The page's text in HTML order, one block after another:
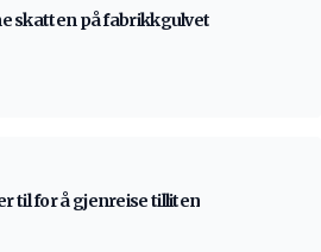
skatten på fabrikkgulvet
til for å gjenreise tilliten